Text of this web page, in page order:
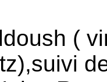
(